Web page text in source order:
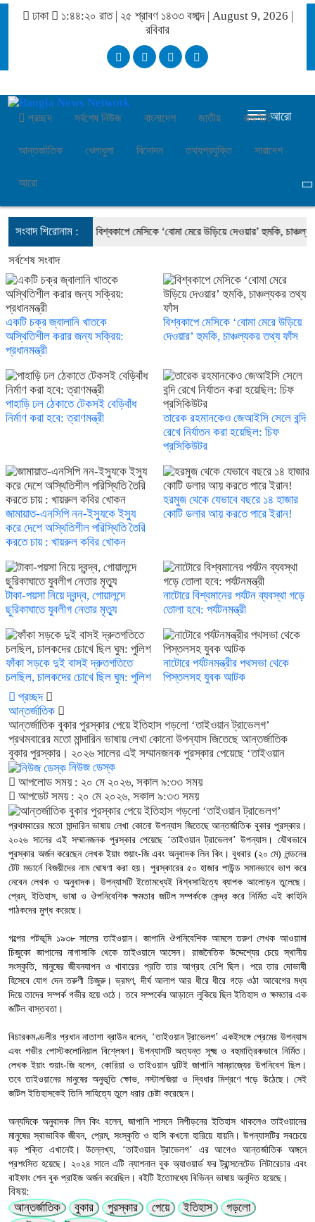
ঢাকা ১:৪৪:২০ রাত| ২৫ শ্রাবণ ১৪৩৩ বঙ্গাব্দ | August 9, 2026 |
রবিবার
প্রচ্ছদ সর্বশেষ নিউজ বাংলাদেশ জাতীয় রাজনীতি
আন্তর্জাতিক খেলাধুলা বিনোদন তথ্যপ্রযুক্তি সারাদেশ
আরো
আরো
সংবাদ শিরোনাম :
প্রধানমন্ত্রী বিশ্বকাপে মেসিকে ‘বোমা মেরে উড়িয়ে দেওয়ার’ হুমকি, চাঞ্চল্যকর
প্রচ্ছদ
আন্তর্জাতিক
আন্তর্জাতিক বুকার পুরস্কার পেয়ে ইতিহাস গড়লো ‘তাইওয়ান ট্রাভেলগ’
প্রথমবারের মতো মান্দারিন ভাষায় লেখা কোনো উপন্যাস জিতেছে আন্তর্জাতিক
বুকার পুরস্কার। ২০২৬ সালের এই সম্মানজনক পুরস্কার পেয়েছে ‘তাইওয়ান
নিউজ ডেস্ক
আপলোড সময় : ২০ মে ২০২৬, সকাল ৯:৩৩ সময়
আপডেট সময় : ২০ মে ২০২৬, সকাল ৯:৩৩ সময়
প্রথমবারের মতো মান্দারিন ভাষায় লেখা কোনো উপন্যাস জিতেছে আন্তর্জাতিক বুকার পুরস্কার।
২০২৬ সালের এই সম্মানজনক পুরস্কার পেয়েছে ‘তাইওয়ান ট্রাভেলগ’ উপন্যাস। যৌথভাবে
পুরস্কার অর্জন করেছেন লেখক ইয়াং শুয়াং-জি এবং অনুবাদক লিন কিং। বুধবার (২০ মে) লন্ডনের
টেট মডার্নে বিজয়ীদের নাম ঘোষণা করা হয়। পুরস্কারের ৫০ হাজার পাউন্ড সমানভাবে ভাগ করে
নেবেন লেখক ও অনুবাদক। উপন্যাসটি ইতোমধ্যেই বিশ্বসাহিত্যে ব্যাপক আলোড়ন তুলেছে।
প্রেম, ইতিহাস, ভাষা ও ঔপনিবেশিক ক্ষমতার জটিল সম্পর্ককে কেন্দ্র করে নির্মিত এই কাহিনি
পাঠকদের মুগ্ধ করেছে।
গল্পের পটভূমি ১৯৩৮ সালের তাইওয়ান। জাপানি ঔপনিবেশিক আমলে তরুণ লেখক আওয়ামা
চিজুকো জাপানের নাগাসাকি থেকে তাইওয়ানে আসেন। রাজনৈতিক উদ্দেশ্যের চেয়ে স্থানীয়
সংস্কৃতি, মানুষের জীবনযাপন ও খাবারের প্রতি তার আগ্রহ বেশি ছিল। পরে তার দোভাষী
হিসেবে যোগ দেন তরুণী চিজুরু। ভ্রমণ, দীর্ঘ আলাপ আর ধীরে ধীরে গড়ে ওঠা আবেগের মধ্য
দিয়ে তাদের সম্পর্ক গভীর হয়ে ওঠে। তবে সম্পর্কের আড়ালে লুকিয়ে ছিল ইতিহাস ও ক্ষমতার এক
জটিল বাস্তবতা।
বিচারকমণ্ডলীর প্রধান নাতাশা ব্রাউন বলেন, ‘তাইওয়ান ট্রাভেলগ’ একইসঙ্গে প্রেমের উপন্যাস
এবং গভীর পোস্টকলোনিয়াল বিশ্লেষণ। উপন্যাসটি অত্যন্ত সূক্ষ্ম ও বহুমাত্রিকভাবে নির্মিত।
লেখক ইয়াং শুয়াং-জি বলেন, কোরিয়া ও তাইওয়ান দুটিই জাপানি সাম্রাজ্যের উপনিবেশ ছিল।
তবে তাইওয়ানের মানুষের অনুভূতি ক্ষোভ, নস্টালজিয়া ও দ্বিধার মিশ্রণে গড়ে উঠেছে। সেই
জটিল ইতিহাসকেই তিনি সাহিত্যে তুলে ধরার চেষ্টা করেছেন।
অন্যদিকে অনুবাদক লিন কিং বলেন, জাপানি শাসনে নিপীড়নের ইতিহাস থাকলেও তাইওয়ানের
মানুষের স্বাভাবিক জীবন, প্রেম, সংস্কৃতি ও হাসি কখনো হারিয়ে যায়নি। উপন্যাসটির সবচেয়ে
বড় শক্তি এখানেই। উল্লেখ্য, ‘তাইওয়ান ট্রাভেলগ’ এর আগেও আন্তর্জাতিক অঙ্গনে
প্রশংসিত হয়েছে। ২০২৪ সালে এটি ন্যাশনাল বুক অ্যাওয়ার্ড ফর ট্রান্সলেটেড লিটারেচার এবং
বাইফাং শেল বুক প্রাইজ অর্জন করেছিল। বইটি ইতোমধ্যে বিভিন্ন ভাষায় অনূদিত হয়েছে।
বিষয়:
আন্তর্জাতিক
বুকার পুরস্কার পেয়ে ইতিহাস
গড়লো
সর্বশেষ সংবাদ
একটি চক্র জ্বালানি খাতকে
অস্থিতিশীল করার জন্য সক্রিয়:
প্রধানমন্ত্রী
বিশ্বকাপে মেসিকে ‘বোমা মেরে উড়িয়ে
দেওয়ার’ হুমকি, চাঞ্চল্যকর তথ্য ফাঁস
পাহাড়ি ঢল ঠেকাতে টেকসই বেড়িবাঁধ
নির্মাণ করা হবে: ত্রাণমন্ত্রী
তারেক রহমানকেও জেআইসি সেলে বন্দি
রেখে নির্যাতন করা হয়েছিল: চিফ
প্রসিকিউটর
জামায়াত-এনসিপি নন-ইস্যুকে ইস্যু
করে দেশে অস্থিতিশীল পরিস্থিতি তৈরি
করতে চায় : খায়রুল কবির খোকন
হরমুজ থেকে যেভাবে বছরে ১৪ হাজার
কোটি ডলার আয় করতে পারে ইরান!
টাকা-পয়সা নিয়ে দ্বন্দ্ব, গোয়ালন্দে
ছুরিকাঘাতে যুবলীগ নেতার মৃত্যু
নাটোরে বিশ্বমানের পর্যটন ব্যবস্থা গড়ে
তোলা হবে: পর্যটনমন্ত্রী
ফাঁকা সড়কে দুই বাসই দ্রুতগতিতে
চলছিল, চালকদের চোখে ছিল ঘুম: পুলিশ
নাটোরে পর্যটনমন্ত্রীর পথসভা থেকে
পিস্তলসহ যুবক আটক